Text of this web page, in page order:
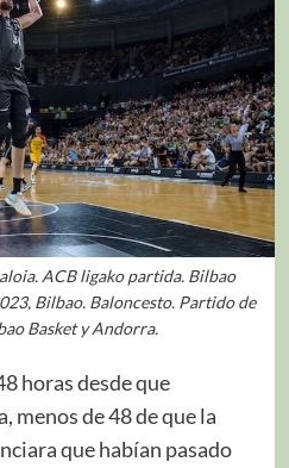
ACB ligako partida. Bilbao
Bilbao. Baloncesto. Partido de
Basket y Andorra.
horas desde que
menos de 48 de que la
que habían pasado